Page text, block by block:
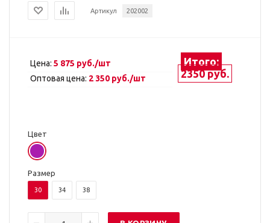
Артикул 202002
Цена: 5 875 руб./шт
Оптовая цена: 2 350 руб./шт
Итого:
2350 руб.
Цвет
Размер
30 34 38